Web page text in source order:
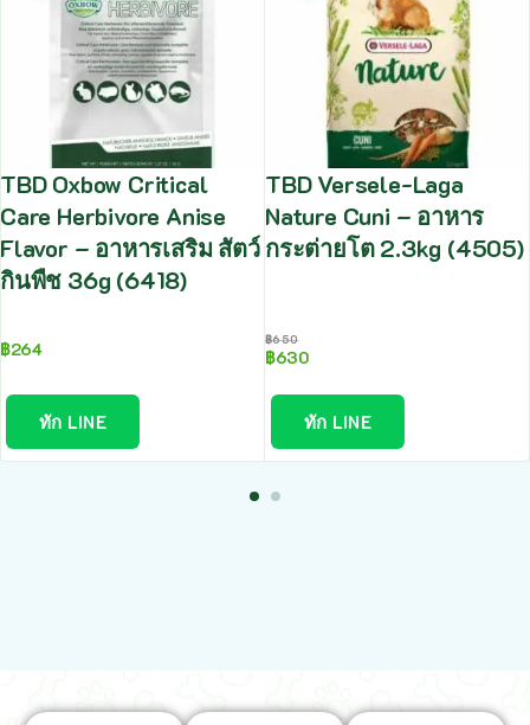
TBD Oxbow Critical
Care Herbivore Anise
Flavor – อาหารเสริม สัตว์
กินพืช 36g (6418)
฿264
ทัก LINE
TBD Versele-Laga
Nature Cuni – อาหาร
กระต่ายโต 2.3kg (4505)
฿650
฿630
ทัก LINE